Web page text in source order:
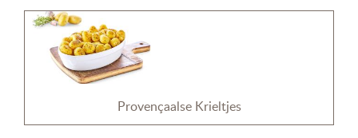
Provençaalse Krieltjes